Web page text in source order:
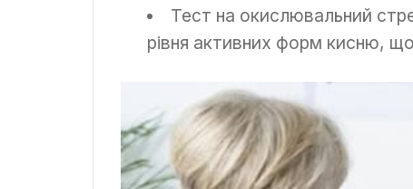
Тест на окислювальний
рівня активних форм кисню,